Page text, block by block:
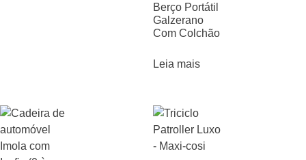
Berço Portátil
Galzerano
Com Colchão
Leia mais